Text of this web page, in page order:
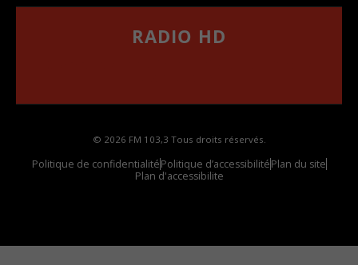
RADIO HD
© 2026 FM 103,3 Tous droits réservés.
Politique de confidentialitéPolitique d’accessibilitéPlan du site
Plan d'accessibilite